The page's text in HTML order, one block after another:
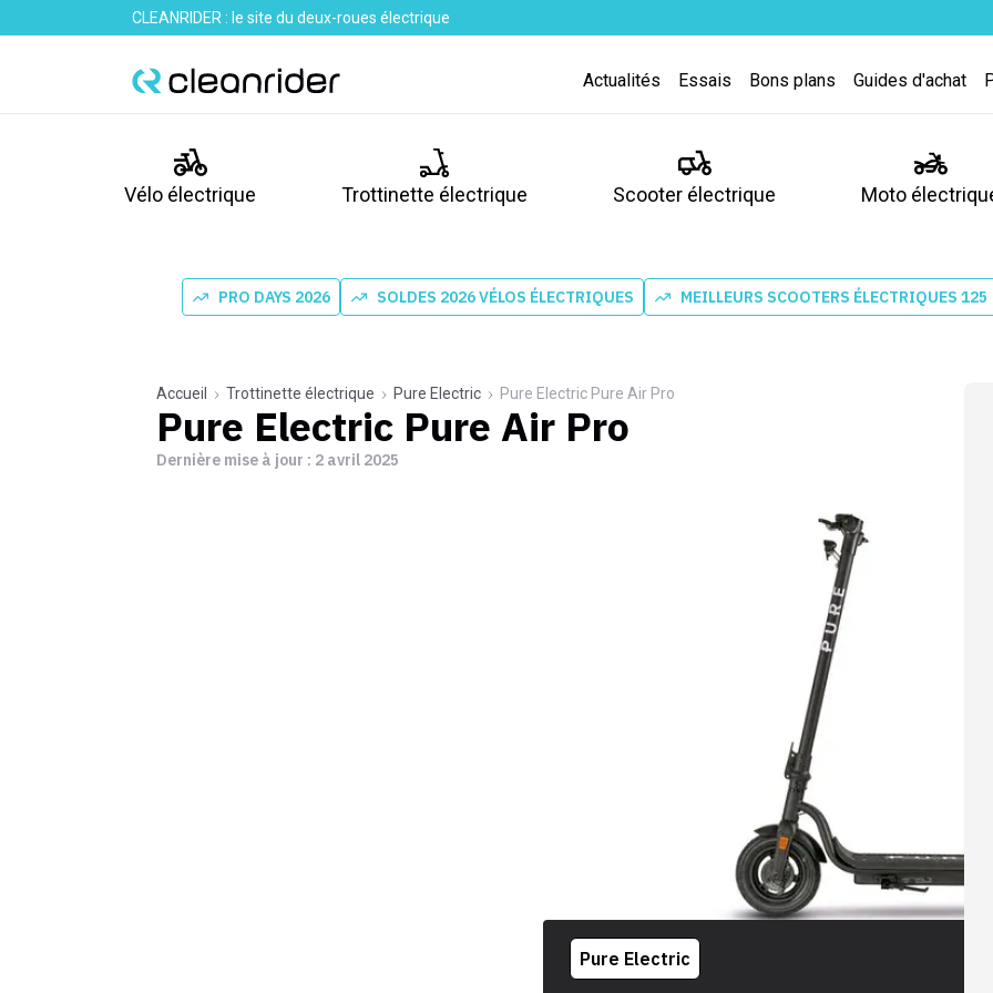
CLEANRIDER : le site du deux-roues électrique
Actualités Essais Bons plans Guides d'achat
Vélo électrique Trottinette électrique Scooter électrique Moto
PRO DAYS 2026 SOLDES 2026 VÉLOS ÉLECTRIQUES MEILLEURS SCOOTERS ÉLECTRIQUES 125
Accueil Trottinette électrique Pure Electric Pure Electric Pure Air Pro
Pure Electric Pure Air Pro
Dernière mise à jour : 2 avril 2025
Pure Electric